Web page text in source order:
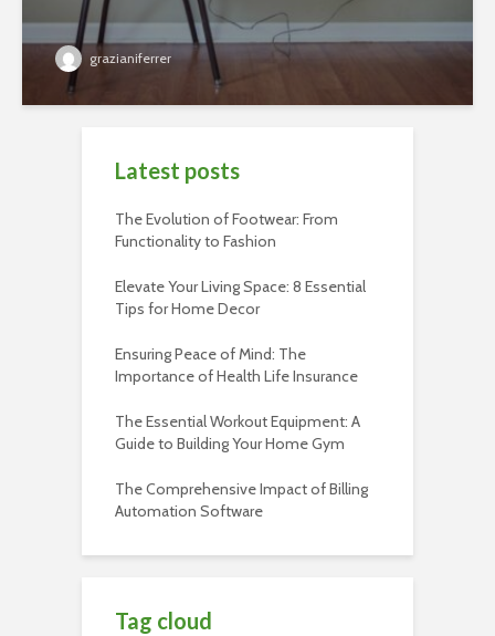
grazianiferrer
Latest posts
The Evolution of Footwear: From
Functionality to Fashion
Elevate Your Living Space: 8 Essential
Tips for Home Decor
Ensuring Peace of Mind: The
Importance of Health Life Insurance
The Essential Workout Equipment: A
Guide to Building Your Home Gym
The Comprehensive Impact of Billing
Automation Software
Tag cloud